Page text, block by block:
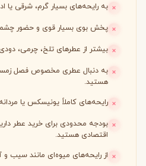
به رایحه‌های بسیار گرم، شرقی یا
پخش بوی بسیار قوی و حضور
بیشتر از عطرهای تلخ، چرمی،
به دنبال عطری مخصوص فصل
هستید.
رایحه‌های کاملاً یونیسکس یا
بودجه محدودی برای خرید عطر
اقتصادی هستید.
از رایحه‌های میوه‌ای مانند سیب و